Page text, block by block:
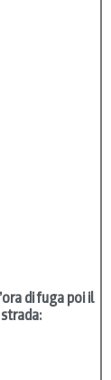
di fuga poi il